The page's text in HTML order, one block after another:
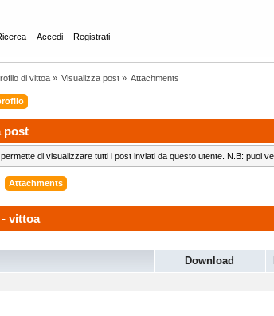
Accedi Registrati
di vittoa» Visualizza post » Attachments
post
di visualizzare tutti i post inviati da questo utente. N.B: puoi
Attachments
vittoa
Download